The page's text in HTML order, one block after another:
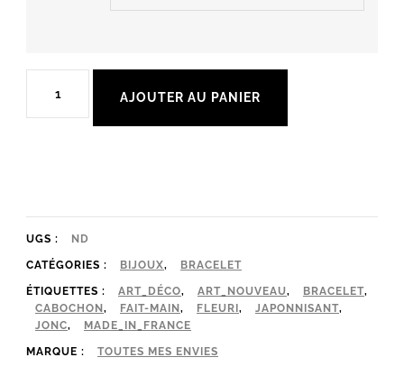
de
Ajustable,
Cabochon
Illustré
Tendance
AJOUTER AU PANIER
UGS : ND
CATÉGORIES : BIJOUX, BRACELET
ÉTIQUETTES : ART_DÉCO, ART_NOUVEAU, BRACELET,
CABOCHON , FAIT-MAIN , FLEURI , JAPONNISANT,
JONC, MADE_IN_FRANCE
MARQUE : TOUTES MES ENVIES